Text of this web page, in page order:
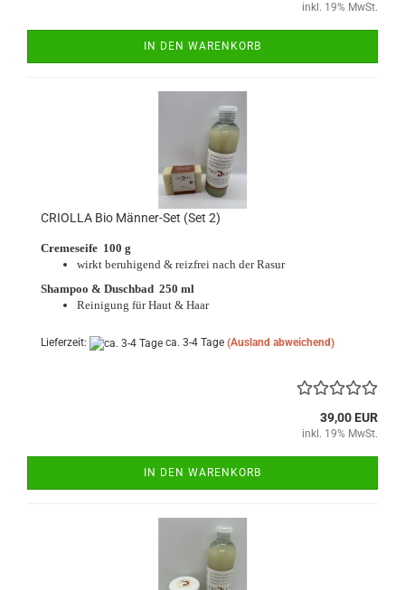
inkl. 19% MwSt.
IN DEN WARENKORB
CRIOLLA Bio Männer-Set (Set 2)
Cremeseife 100 g
wirkt beruhigend & reizfrei nach der Rasur
Shampoo & Duschbad 250 ml
Reinigung für Haut & Haar
Lieferzeit: ca. 3-4 Tage (Ausland abweichend)
39,00 EUR
inkl. 19% MwSt.
IN DEN WARENKORB